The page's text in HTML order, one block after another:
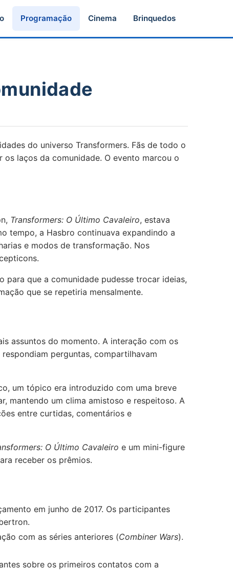
Programação Cinema Brinquedos
do universo Transformers. Fãs de todo o
laços da comunidade. O evento marcou o
Transformers: O Último Cavaleiro, estava
tempo, a Hasbro continuava expandindo a
e modos de transformação. Nos
que a comunidade pudesse trocar ideias,
que se repetiria mensalmente.
assuntos do momento. A interação com os
perguntas, compartilhavam
um tópico era introduzido com uma breve
mantendo um clima amistoso e respeitoso. A
entre curtidas, comentários e
O Último Cavaleiro e um mini-figure
receber os prêmios.
em junho de 2017. Os participantes
com as séries anteriores (Combiner Wars).
sobre os primeiros contatos com a